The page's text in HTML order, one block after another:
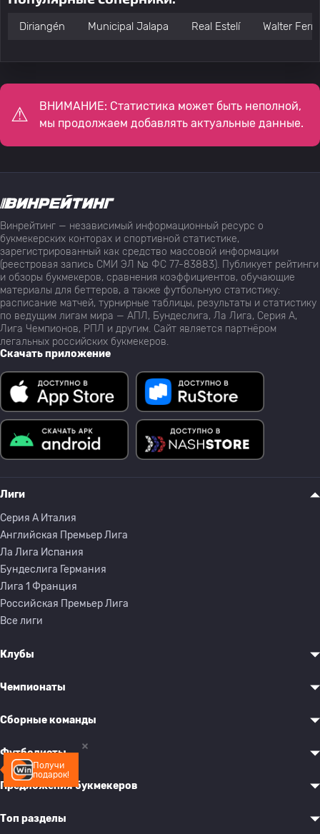
Diriangén Municipal Jalapa Real Estelí Walter
ВНИМАНИЕ: Статистика может быть неполной,
мы продолжаем добавлять актуальные данные.
Получи
подарок!
Винрейтинг — независимый информационный ресурс о
букмекерских конторах и спортивной статистике,
зарегистрированный как средство массовой информации
(реестровая запись СМИ ЭЛ № ФС 77-83883). Публикует рейтинги
и обзоры букмекеров, сравнения коэффициентов, обучающие
материалы для беттеров, а также футбольную статистику:
расписание матчей, турнирные таблицы, результаты и статистику
по ведущим лигам мира — АПЛ, Бундеслига, Ла Лига, Серия А,
Лига Чемпионов, РПЛ и другим. Сайт является партнёром
легальных российских букмекеров.
Скачать приложение
Лиги
Серия A Италия
Английская Премьер Лига
Ла Лига Испания
Бундеслига Германия
Лига 1 Франция
Российская Премьер Лига
Все лиги
Клубы
Чемпионаты
Сборные команды
Футболисты
Предложения букмекеров
Топ разделы